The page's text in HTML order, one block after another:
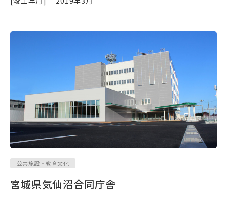
公共施設・教育文化
宮城県気仙沼合同庁舎